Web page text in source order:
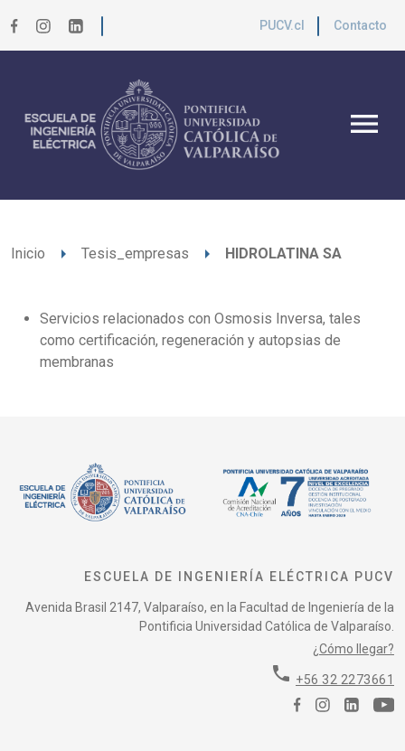
PUCV.cl Contacto
menu
Inicio arrow_right Tesis_empresas arrow_right HIDROLATINA SA
Servicios relacionados con Osmosis Inversa, tales
como certificación, regeneración y autopsias de
membranas
ESCUELA DE INGENIERÍA ELÉCTRICA PUCV
Avenida Brasil 2147, Valparaíso, en la Facultad de Ingeniería de la
Pontificia Universidad Católica de Valparaíso.
¿Cómo llegar?
phone +56 32 2273661